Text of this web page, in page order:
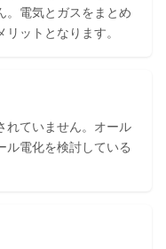
。電気とガスをまとめ
ットとなります。
れていません。オール
ル電化を検討している